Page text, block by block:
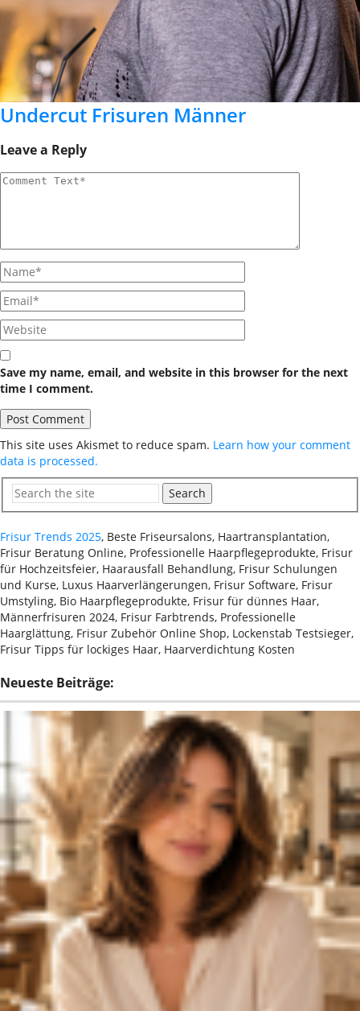
Undercut Frisuren Männer
Leave a Reply
Save my name, email, and website in this browser for the next
time I comment.
This site uses Akismet to reduce spam. Learn how your comment
data is processed.
Search
Frisur Trends 2025, Beste Friseursalons, Haartransplantation,
Frisur Beratung Online, Professionelle Haarpflegeprodukte, Frisur
für Hochzeitsfeier, Haarausfall Behandlung, Frisur Schulungen
und Kurse, Luxus Haarverlängerungen, Frisur Software, Frisur
Umstyling, Bio Haarpflegeprodukte, Frisur für dünnes Haar,
Männerfrisuren 2024, Frisur Farbtrends, Professionelle
Haarglättung, Frisur Zubehör Online Shop, Lockenstab Testsieger,
Frisur Tipps für lockiges Haar, Haarverdichtung Kosten
Neueste Beiträge: